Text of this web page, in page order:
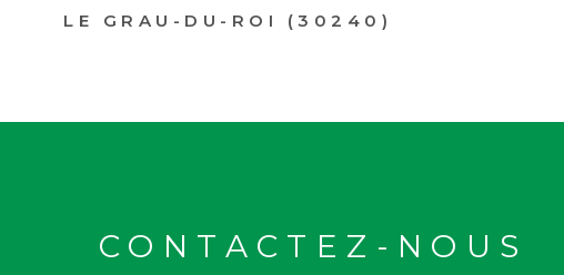
LE GRAU-DU-ROI (30240)
CONTACTEZ-NOUS